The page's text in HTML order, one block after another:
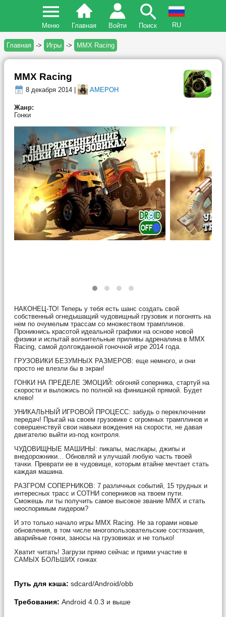
Меню Главная Войти Поиск RU
Главная -> Игры -> MMX Racing
MMX Racing
8 декабря 2014 | AMEPOH
Жанр:
Гонки
НАКОНЕЦ-ТО! Теперь у тебя есть шанс создать свой
собственный огнедышащий чудовищный грузовик и погонять на
нем по очумелым трассам со множеством трамплинов.
Проникнись красотой идеальной графики на основе новой
физики и испытай волнительные приливы адреналина в MMX
Racing, самой долгожданной гоночной игре 2014 года.
ГРУЗОВИКИ БЕЗУМНЫХ РАЗМЕРОВ: еще немного, и они
просто не влезли бы в экран!
ГОНКИ НА ПРЕДЕЛЕ ЭМОЦИЙ: обгоняй соперника, стартуй на
скорости и выложись по полной на финишной прямой. Будет
клево!
УНИКАЛЬНЫЙ ИГРОВОЙ ПРОЦЕСС: забудь о переключении
передач! Прыгай на своем грузовике с огромных трамплинов и
совершенствуй свои навыки вождения на скорости, не давая
двигателю выйти из-под контроля.
ЧУДОВИЩНЫЕ МАШИНЫ: пикапы, маслкары, джипы и
внедорожники... Обновляй и улучшай любую часть твоей
тачки. Преврати ее в чудовище, которым втайне мечтает стать
каждая машина.
РАЗГРОМ СОПЕРНИКОВ: 7 различных событий, 15 трудных и
интересных трасс и СОТНИ соперников на твоем пути.
Сможешь ли ты получить самое высокое звание MMX и стать
неоспоримым лидером?
И это только начало игры MMX Racing. Не за горами новые
обновления, в том числе многопользовательские состязания,
аварийные гонки, заносы на грузовиках и не только!
Хватит читать! Загрузи прямо сейчас и прими участие в
САМЫХ БОЛЬШИХ гонках
Путь для кэша: sdcard/Android/obb
Требования: Android 4.0.3 и выше